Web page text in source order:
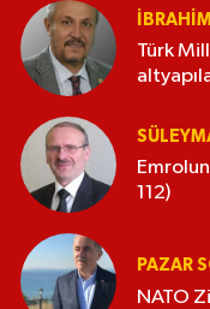
Türk
112)
PAZAR
NATO